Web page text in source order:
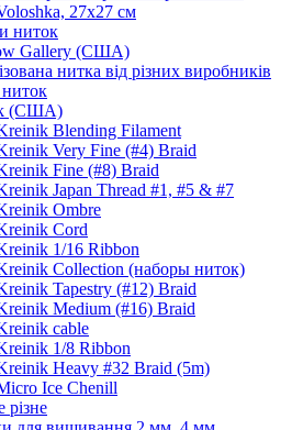
27х27 см
ниток
Gallery (США)
нитка від різних виробників
(США)
Blending Filament
Very Fine (#4) Braid
Fine (#8) Braid
Japan Thread #1, #5 & #7
Ombre
Cord
1/16 Ribbon
Collection (наборы ниток)
Tapestry (#12) Braid
Medium (#16) Braid
cable
1/8 Ribbon
Heavy #32 Braid (5m)
Ice Chenill
різне